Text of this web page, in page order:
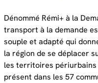
Dénommé Rémi+ à la
transport à la demande
souple et adapté qui
la région de se déplacer
les territoires
présent dans les 57